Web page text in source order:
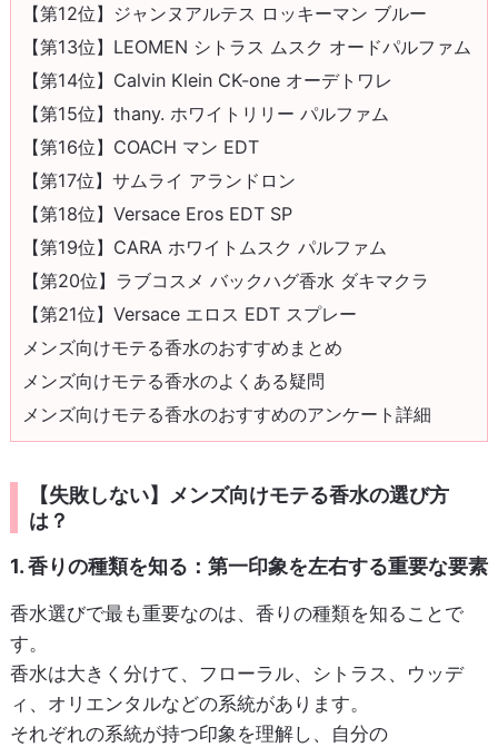
【第12位】ジャンヌアルテス ロッキーマン ブルー
【第13位】LEOMEN シトラス ムスク オードパルファム
【第14位】Calvin Klein CK-one オーデトワレ
【第15位】thany. ホワイトリリー パルファム
【第16位】COACH マン EDT
【第17位】サムライ アランドロン
【第18位】Versace Eros EDT SP
【第19位】CARA ホワイトムスク パルファム
【第20位】ラブコスメ バックハグ香水 ダキマクラ
【第21位】Versace エロス EDT スプレー
メンズ向けモテる香水のおすすめまとめ
メンズ向けモテる香水のよくある疑問
メンズ向けモテる香水のおすすめのアンケート詳細
【失敗しない】メンズ向けモテる香水の選び方
は？
1. 香りの種類を知る：第一印象を左右する重要な要素
香水選びで最も重要なのは、香りの種類を知ることで
す。
香水は大きく分けて、フローラル、シトラス、ウッデ
ィ、オリエンタルなどの系統があります。
それぞれの系統が持つ印象を理解し、自分の